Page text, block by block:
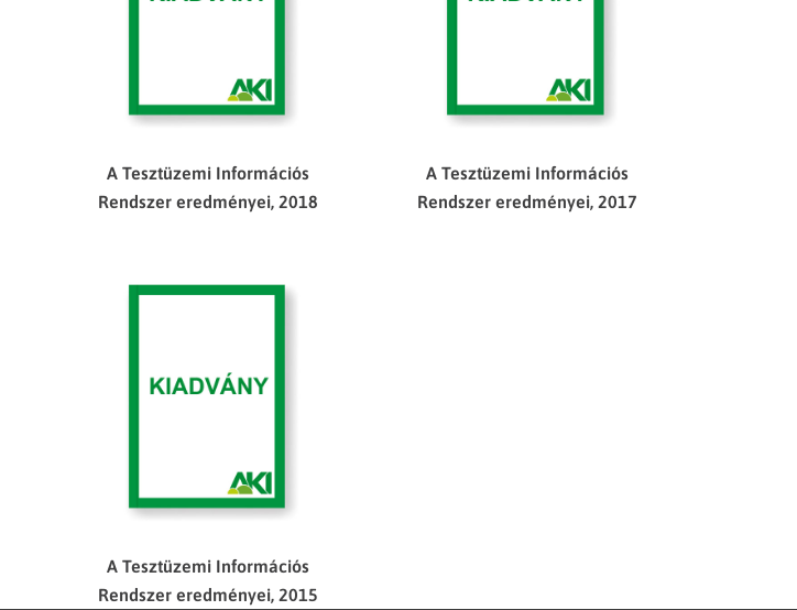
A Tesztüzemi Információs
Rendszer eredményei, 2018
A Tesztüzemi Információs
Rendszer eredményei, 2017
A Tesztüzemi Információs
Rendszer eredményei, 2015